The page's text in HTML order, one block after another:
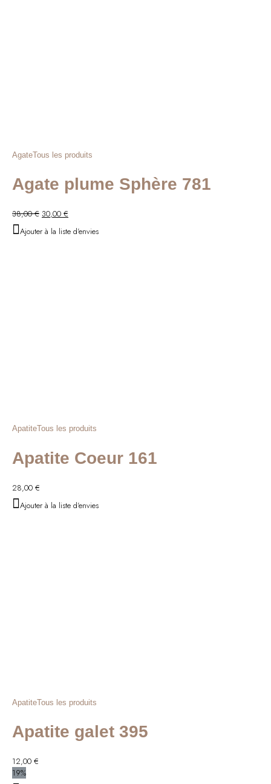
AgateTous les produits
Agate plume Sphère 781
38,00€ Le
initial
30,00 €
actuel
Ajouter à la liste d'envies
ApatiteTous les produits
Apatite Coeur 161
28,00 €
Ajouter à la liste d'envies
ApatiteTous les produits
Apatite galet 395
12,00 €
19%